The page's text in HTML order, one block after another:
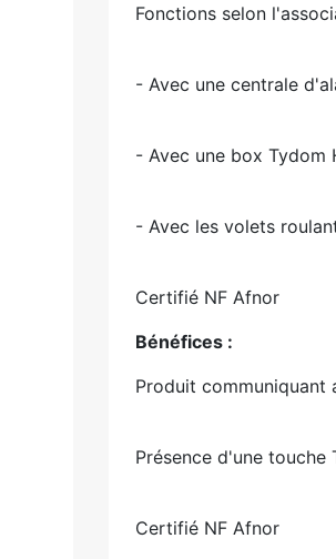
Fonctions selon
- Avec une centrale
- Avec une box
- Avec les volets
Certifié NF Afnor
Bénéfices :
Produit communiquant
Présence d'une
Certifié NF Afnor